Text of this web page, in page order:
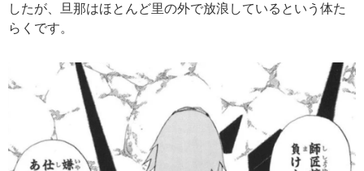
したが、旦那はほとんど里の外で放浪しているという体た
らくです。